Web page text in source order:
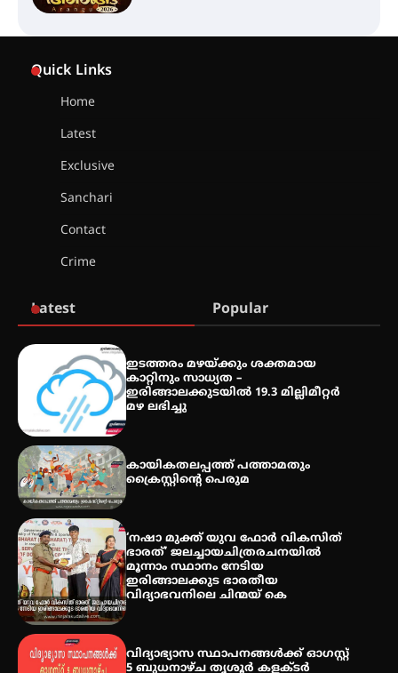
തേലപ്പിളളി പാറേമൽ വറീത്
തോമാസ് (69) അന്തരിച്ചു
തീയതികളിൽ
Quick Links
Home
Latest
Exclusive
Sanchari
Contact
Crime
Latest Popular
ഇടത്തരം മഴയ്ക്കും ശക്തമായ
കാറ്റിനും സാധ്യത –
ഇരിങ്ങാലക്കുടയിൽ 19.3 മില്ലിമീറ്റർ
മഴ ലഭിച്ചു
കായികതലപ്പത്ത് പത്താമതും
ക്രൈസ്റ്റിന്റെ പെരുമ
‘നഷാ മുക്ത് യുവ ഫോർ വികസിത്
ഭാരത്’ ജലച്ചായചിത്രരചനയിൽ
മൂന്നാം സ്ഥാനം നേടിയ
ഇരിങ്ങാലക്കുട ഭാരതീയ
വിദ്യാഭവനിലെ ചിന്മയ് കെ
വിദ്യാഭ്യാസ സ്ഥാപനങ്ങള്‍ക്ക് ഓഗസ്റ്റ്
5 ബുധനാഴ്ച തൃശൂർ കളക്ടർ